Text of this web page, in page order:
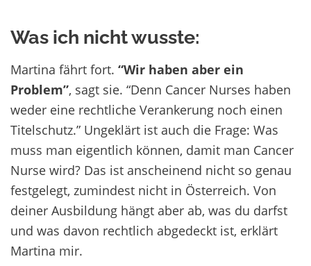
Was ich nicht wusste:
Martina fährt fort. “Wir haben aber ein
Problem”, sagt sie. “Denn Cancer Nurses haben
weder eine rechtliche Verankerung noch einen
Titelschutz.” Ungeklärt ist auch die Frage: Was
muss man eigentlich können, damit man Cancer
Nurse wird? Das ist anscheinend nicht so genau
festgelegt, zumindest nicht in Österreich. Von
deiner Ausbildung hängt aber ab, was du darfst
und was davon rechtlich abgedeckt ist, erklärt
Martina mir.